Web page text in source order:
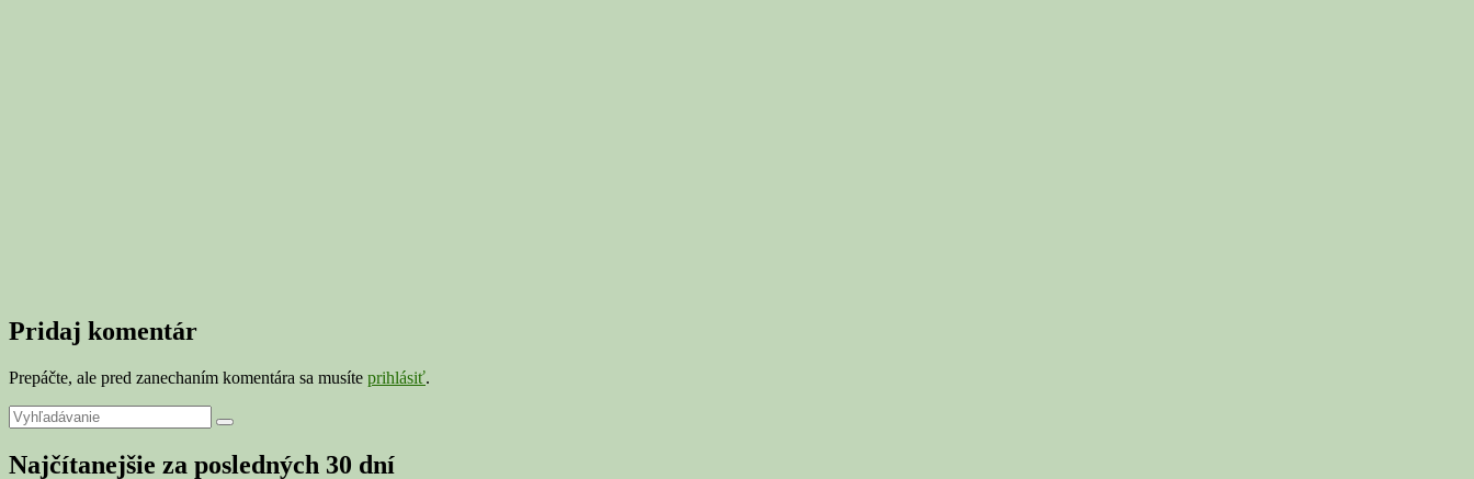
Pridaj komentár
Prepáčte, ale pred zanechaním komentára sa musíte prihlásiť.
Primary
Sidebar
Search
for:
Search
Najčítanejšie za posledných 30 dní